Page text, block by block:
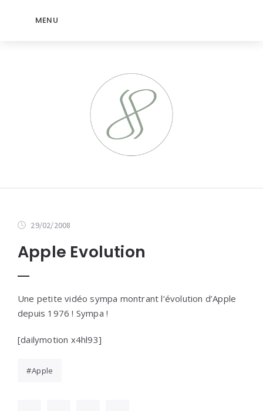
MENU
29/02/2008
Apple Evolution
Une petite vidéo sympa montrant l’évolution d’Apple
depuis 1976 ! Sympa !
[dailymotion x4hl93]
Apple